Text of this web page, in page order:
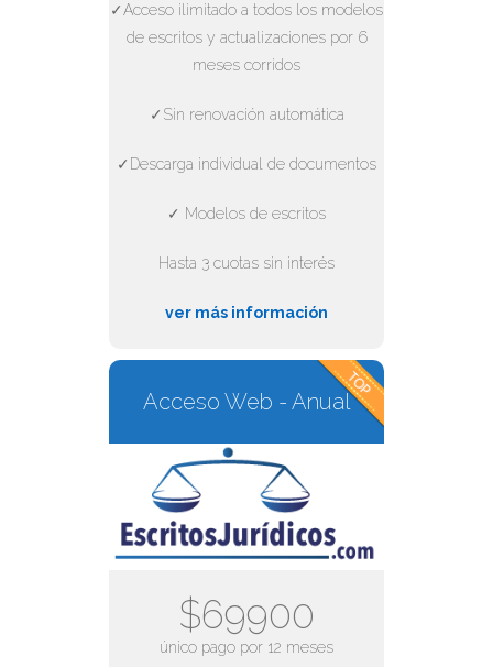
✓Acceso ilimitado a todos los modelos
de escritos y actualizaciones por 6
meses corridos
✓Sin renovación automática
✓Descarga individual de documentos
✓ Modelos de escritos
Hasta 3 cuotas sin interés
ver más información
Acceso Web - Anual
$69900
único pago por 12 meses